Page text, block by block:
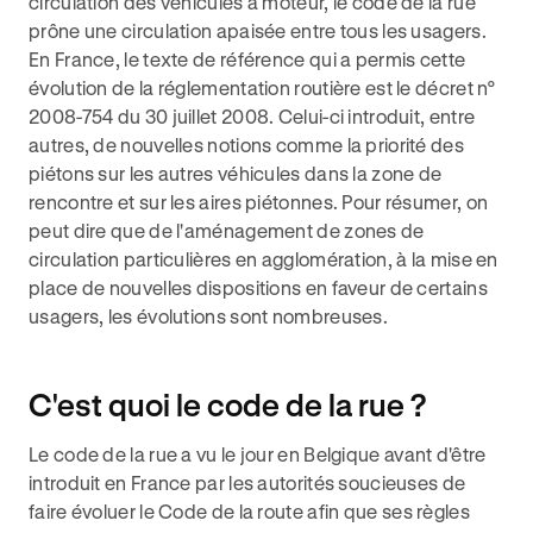
prône une circulation apaisée entre tous les usagers.
En France, le texte de référence qui a permis cette
évolution de la réglementation routière est le décret n°
2008-754 du 30 juillet 2008. Celui-ci introduit, entre
autres, de nouvelles notions comme la priorité des
piétons sur les autres véhicules dans la zone de
rencontre et sur les aires piétonnes. Pour résumer, on
peut dire que de l'aménagement de zones de
circulation particulières en agglomération, à la mise en
place de nouvelles dispositions en faveur de certains
usagers, les évolutions sont nombreuses.
C'est quoi le code de la rue ?
Le code de la rue a vu le jour en Belgique avant d'être
introduit en France par les autorités soucieuses de
faire évoluer le Code de la route afin que ses règles